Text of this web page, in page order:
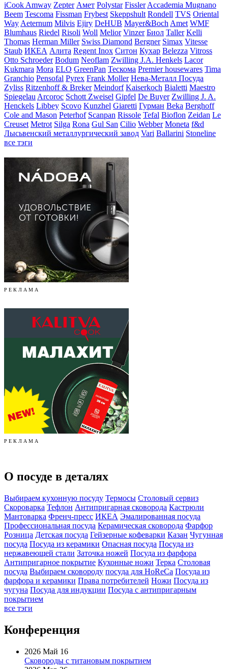
iCook Amway Zepter Амет Polystar Fissler Accademia Mugnano
Beem Tescoma Fissman Frybest Skeppshult Rondell TVS Oriental
Way Aeternum Milvis Ejiry DeHUB Mayer&Boch Amet WMF
Blumhaus Riedel Risoli Woll Melior Vinzer Биол Taller Kelli
Thomas Herman Miller Swiss Diamond Bergner Simax Vitesse
Staub ИКЕА Алита Regent Inox Ситон Кухар Belezza Vitross
Otto Schroeder Bodum Neoflam Zwilling J.A. Henkels Lacor
Kukmara Mora ELO GreenPan Тескома Premier housewares Tima
Granchio Pensofal Pyrex Frank Moller Нева-Металл Посуда
Zyliss Ritzenhoff & Breker Meindorf Kaiserkoch Bialetti Maestro
Spiegelau Arcoroc Schott Zweisel Gipfel De Buyer Zwilling J. A.
Henckels Libbey Scovo Kunzhel Giaretti Гурман Beka Berghoff
Cole and Mason Peterhof Scanpan Rissole Tefal Bioflon Zeidan Le
Creuset Metrot Silga Rona Gul San Cilio Webber Moneta f&d
Лысьвенский металлургический завод Vari Ballarini Stoneline
все тэги
Р Е К Л А М А
Р Е К Л А М А
О посуде в деталях
Выбираем кухонную посуду Термосы Столовый сервиз
Скороварка Тефлон Антипригарная сковорода Кастрюли
Мантоварка Френч-пресс ИКЕА Эмалированная посуда
Профессиональная посуда Керамическая сковорода Фарфор
Розница Детская посуда Гейзерные кофеварки Казан Чугунная
посуда Посуда из керамики Опасная посуда Посуда из
нержавеющей стали Заточка ножей Посуда из фарфора
Антипригарное покрытие Кухонные ножи Терка Столовая
посуда Выбираем сковороду посуда для HoReCa Посуда из
фарфора и керамики Права потребителей Ножи Посуда из
чугуна Посуда для индукции Посуда с антипригарным
покрытием
все тэги
Конференция
2026 Май 16
Сковороды с титановым покрытием